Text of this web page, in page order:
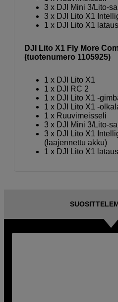
3 x DJI Mini 3/Lito-
3 x DJI Lito X1
1 x DJI Lito X1
DJI Lito X1 Fly More
(tuotenumero 1105925)
1 x DJI Lito X1
1 x DJI RC 2
1 x DJI Lito X1 -
1 x DJI Lito X1 -
1 x Ruuvimeisseli
3 x DJI Mini 3/Lito-
3 x DJI Lito X1
(laajennettu akku)
1 x DJI Lito X1